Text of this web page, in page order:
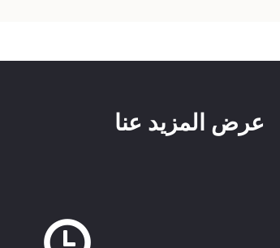
عرض المزيد عنا